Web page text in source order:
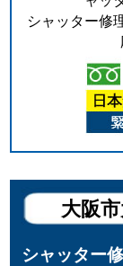
シャッター修
大阪
シャッター